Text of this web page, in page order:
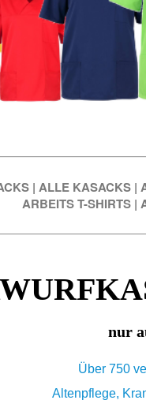
| ALLE KASACKS |
ARBEITS T-SHIRTS |
nur
Über 750
Altenpflege,